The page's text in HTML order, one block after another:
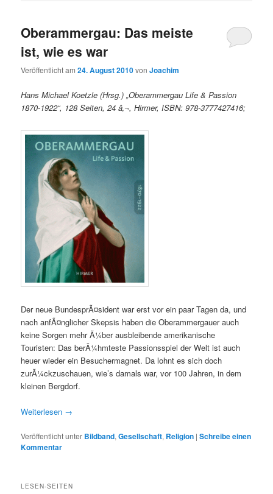
Oberammergau: Das meiste
ist, wie es war
Veröffentlicht am24. August 2010vonJoachim
Hans Michael Koetzle (Hrsg.)„Oberammergau Life & Passion
1870-1922“, 128 Seiten, 24 â‚¬, Hirmer, ISBN: 978-3777427416;
Der neue BundesprÃ¤sident war erst vor ein paar Tagen da, und
nach anfÃ¤nglicher Skepsis haben die Oberammergauer auch
keine Sorgen mehr Ã¼ber ausbleibende amerikanische
Touristen: Das berÃ¼hmteste Passionsspiel der Welt ist auch
heuer wieder ein Besuchermagnet. Da lohnt es sich doch
zurÃ¼ckzuschauen, wie’s damals war, vor 100 Jahren, in dem
kleinen Bergdorf.
Weiterlesen →
Veröffentlicht unter Bildband,Gesellschaft, Religion |Schreibe einen
Kommentar
LESEN-SEITEN